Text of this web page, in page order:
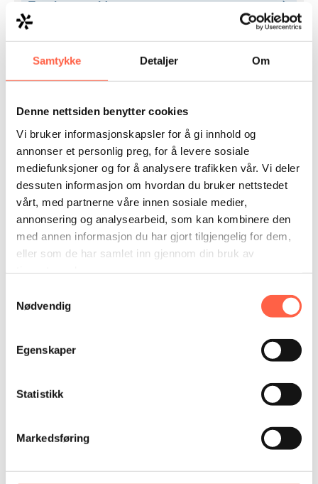
Samtykke Detaljer Om
Denne nettsiden benytter cookies
Vi bruker informasjonskapsler for å gi innhold og
annonser et personlig preg, for å levere sosiale
mediefunksjoner og for å analysere trafikken vår. Vi deler
dessuten informasjon om hvordan du bruker nettstedet
vårt, med partnerne våre innen sosiale medier,
annonsering og analysearbeid, som kan kombinere den
med annen informasjon du har gjort tilgjengelig for dem,
eller som de har samlet inn gjennom din bruk av
Nødvendig
Egenskaper
Statistikk
Markedsføring
Työmaa-aidat, tarvikkeet
LED työvalot ja valotornit